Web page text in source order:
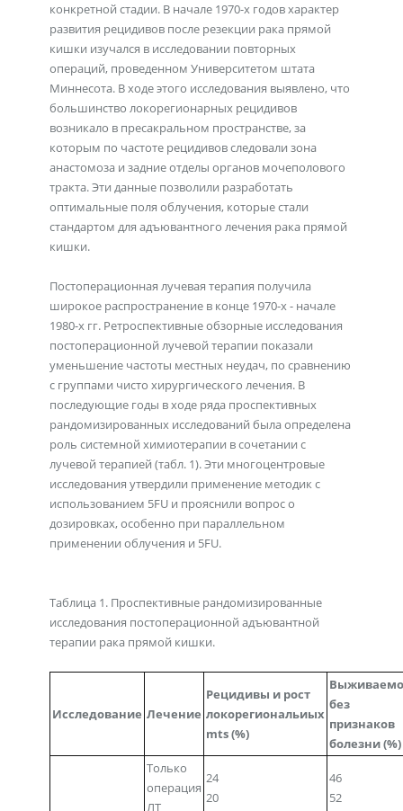
конкретной стадии. В начале 1970-х годов характер
развития рецидивов после резекции рака прямой
кишки изучался в исследовании повторных
операций, проведенном Университетом штата
Миннесота. В ходе этого исследования выявлено, что
большинство локорегионарных рецидивов
возникало в пресакральном пространстве, за
которым по частоте рецидивов следовали зона
анастомоза и задние отделы органов мочеполового
тракта. Эти данные позволили разработать
оптимальные поля облучения, которые стали
стандартом для адъювантного лечения рака прямой
кишки.
Постоперационная лучевая терапия получила
широкое распространение в конце 1970-х - начале
1980-х гг. Ретроспективные обзорные исследования
постоперационной лучевой терапии показали
уменьшение частоты местных неудач, по сравнению
с группами чисто хирургического лечения. В
последующие годы в ходе ряда проспективных
рандомизированных исследований была определена
роль системной химиотерапии в сочетании с
лучевой терапией (табл. 1). Эти многоцентровые
исследования утвердили применение методик с
использованием 5FU и прояснили вопрос о
дозировках, особенно при параллельном
применении облучения и 5FU.
Таблица 1. Проспективные рандомизированные
исследования постоперационной адъювантной
терапии рака прямой кишки.
Исследование Лечение
Рецидивы и рост
локорегиональиых
mts (%)
без
признаков
болезни (%)
Только
операция
ЛТ
24
20
46
52